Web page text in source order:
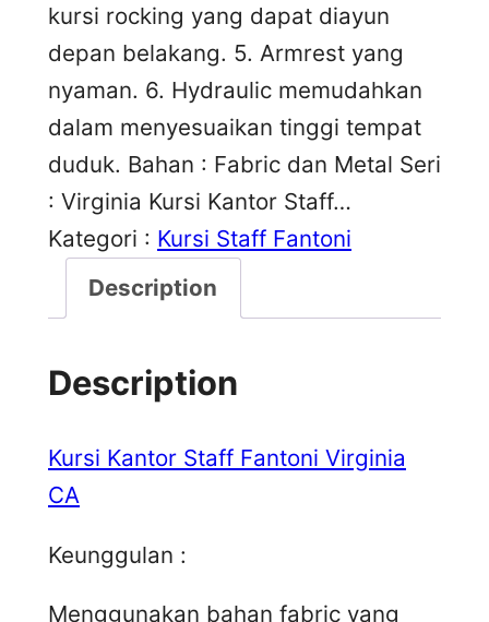
kursi rocking yang dapat diayun
depan belakang. 5. Armrest yang
nyaman. 6. Hydraulic memudahkan
dalam menyesuaikan tinggi tempat
duduk. Bahan : Fabric dan Metal Seri
: Virginia Kursi Kantor Staff…
Kategori : Kursi Staff Fantoni
Description
Description
Kursi Kantor Staff Fantoni Virginia
CA
Keunggulan :
Menggunakan bahan fabric yang